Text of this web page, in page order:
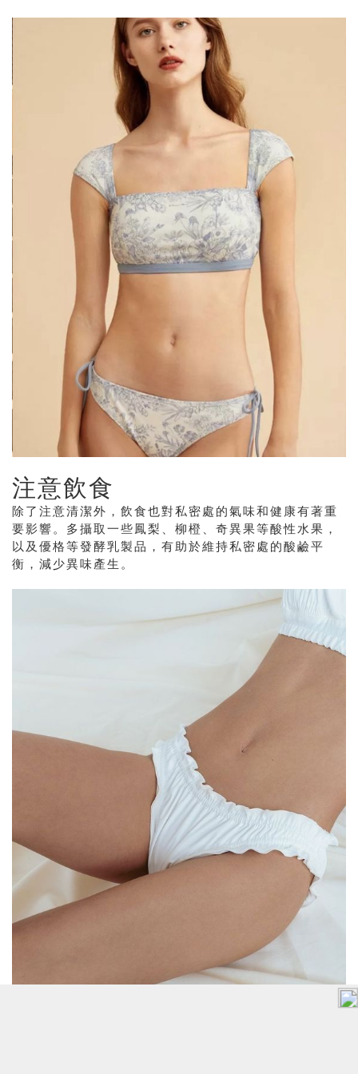
注意飲食
除了注意清潔外，飲食也對私密處的氣味和健康有著重
要影響。多攝取一些鳳梨、柳橙、奇異果等酸性水果，
以及優格等發酵乳製品，有助於維持私密處的酸鹼平
衡，減少異味產生。